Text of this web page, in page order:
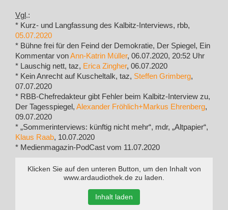
Vgl .:
* Kurz- und Langfassung des Kalbitz-Interviews, rbb,
05.07.2020
* Bühne frei für den Feind der Demokratie, Der Spiegel, Ein
Kommentar vonAnn-Katrin Müller, 06.07.2020, 20:52 Uhr
* Lauschig nett, taz, Erica Zingher, 06.07.2020
* Kein Anrecht auf Kuscheltalk, taz, Steffen Grimberg,
07.07.2020
* RBB-Chefredakteur gibt Fehler beim Kalbitz-Interview zu,
Der Tagesspiegel, Alexander Fröhlich+Markus Ehrenberg,
09.07.2020
* „Sommerinterviews: künftig nicht mehr“, mdr, „Altpapier“,
Klaus Raab, 10.07.2020
* Medienmagazin-PodCast vom 11.07.2020
Klicken Sie auf den unteren Button, um den Inhalt von
www.ardaudiothek.de zu laden.
Inhalt laden